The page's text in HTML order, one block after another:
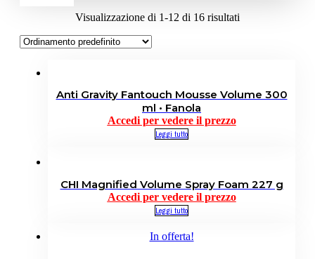
Visualizzazione di 1-12 di 16 risultati
Anti Gravity Fantouch Mousse Volume 300
ml • Fanola
Accedi per vedere il prezzo
Leggi tutto
CHI Magnified Volume Spray Foam 227 g
Accedi per vedere il prezzo
Leggi tutto
In offerta!